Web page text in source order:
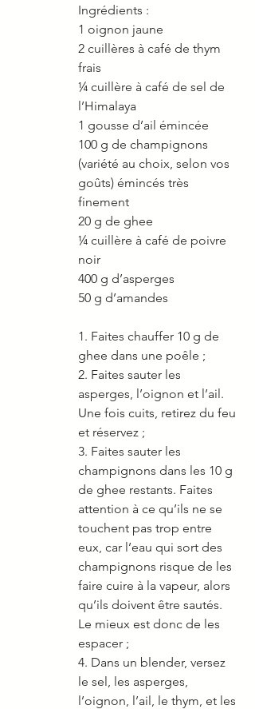
Ingrédients :
1 oignon jaune
2 cuillères à café de thym
frais
¼ cuillère à café de sel de
l’Himalaya
1 gousse d’ail émincée
100 g de champignons
(variété au choix, selon vos
goûts) émincés très
finement
20 g de ghee
¼ cuillère à café de poivre
noir
400 g d’asperges
50 g d’amandes
1. Faites chauffer 10 g de
ghee dans une poêle ;
2. Faites sauter les
asperges, l’oignon et l’ail.
Une fois cuits, retirez du feu
et réservez ;
3. Faites sauter les
champignons dans les 10 g
de ghee restants. Faites
attention à ce qu’ils ne se
touchent pas trop entre
eux, car l’eau qui sort des
champignons risque de les
faire cuire à la vapeur, alors
qu’ils doivent être sautés.
Le mieux est donc de les
espacer ;
4. Dans un blender, versez
le sel, les asperges,
l’oignon, l’ail, le thym, et les